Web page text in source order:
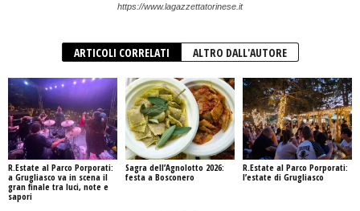
https://www.lagazzettatorinese.it
ARTICOLI CORRELATI ALTRO DALL'AUTORE
R.Estate al Parco Porporati:
a Grugliasco va in scena il
gran finale tra luci, note e
sapori
Sagra dell’Agnolotto 2026:
festa a Bosconero
R.Estate al Parco Porporati:
l’estate di Grugliasco